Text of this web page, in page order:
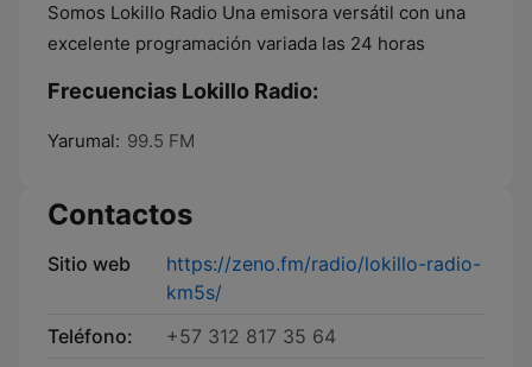
Somos Lokillo Radio Una emisora versátil con una
excelente programación variada las 24 horas
Frecuencias Lokillo Radio:
Yarumal: 99.5 FM
Contactos
Sitio web
https://zeno.fm/radio/lokillo-radio-
km5s/
Teléfono:
+57 312 817 35 64